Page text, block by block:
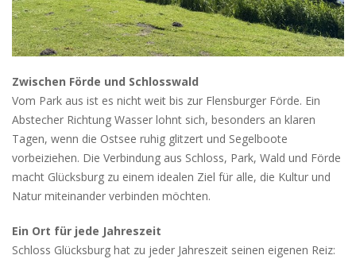
Zwischen Förde und Schlosswald
Vom Park aus ist es nicht weit bis zur Flensburger Förde. Ein
Abstecher Richtung Wasser lohnt sich, besonders an klaren
Tagen, wenn die Ostsee ruhig glitzert und Segelboote
vorbeiziehen. Die Verbindung aus Schloss, Park, Wald und Förde
macht Glücksburg zu einem idealen Ziel für alle, die Kultur und
Natur miteinander verbinden möchten.
Ein Ort für jede Jahreszeit
Schloss Glücksburg hat zu jeder Jahreszeit seinen eigenen Reiz: